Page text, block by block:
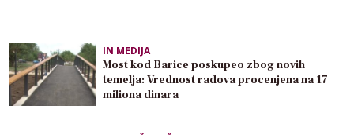
IN MEDIJA
Most kod Barice poskupeo zbog novih
temelja: Vrednost radova procenjena na 17
miliona dinara